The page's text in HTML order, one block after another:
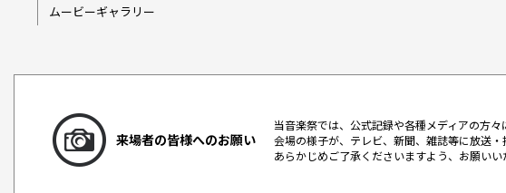
ムービーギャラリー
来場者の皆様へのお願い
当音楽祭では、公式記録や各種メディアの方々
会場の様子が、テレビ、新聞、雑誌等に放送・
あらかじめご了承くださいますよう、お願いい